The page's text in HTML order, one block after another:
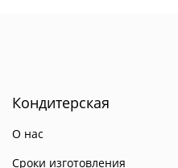
Кондитерская
О нас
Сроки изготовления